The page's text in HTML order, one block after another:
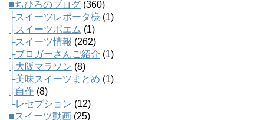
■ちひろのブログ (360)
├スイーツレポータ様 (1)
├スイーツポエム (1)
├スイーツ情報 (262)
├ブロガーさんご紹介 (1)
├大阪マラソン (8)
├美味スイーツまとめ (1)
├自作 (8)
└レセプション (12)
■スイーツ動画 (25)